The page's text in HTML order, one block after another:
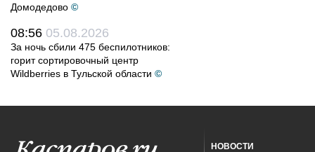
Домодедово ©
08:56 05.08.2026
За ночь сбили 475 беспилотников:
горит сортировочный центр
Wildberries в Тульской области ©
НОВОСТИ